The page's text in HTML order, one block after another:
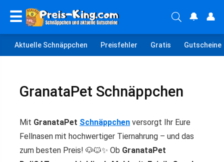
☰ 🔔 👤
Aktuelle Schnäppchen Preisfehler Gratis Gutscheine
GranataPet Schnäppchen
Mit GranataPet Schnäppchen versorgt Ihr Eure
Fellnasen mit hochwertiger Tiernahrung – und das
zum besten Preis! 🐶🐱✨ Ob GranataPet